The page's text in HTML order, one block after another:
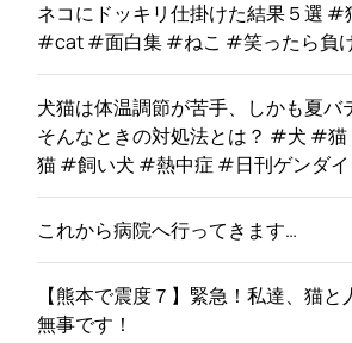
リ
ッ
!
!
ネコにドッキリ仕掛けた結果５選 #
#cat #面白集 #ねこ #笑ったら負
犬猫は体温調節が苦手、しかも夏バ
そんなときの対処法とは？ #犬 #
猫 #飼い犬 #熱中症 #日刊ゲンダイ
これから病院へ行ってきます…
【熊本で震度７】緊急！私達、猫
無事です！